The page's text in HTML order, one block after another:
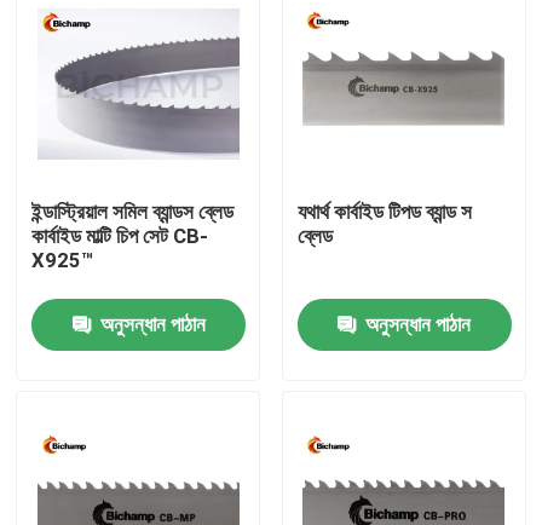
পণ্য
আমাদের সম্পর্কে
ইন্ডাস্ট্রিয়াল সমিল ব্যান্ডস ব্লেড
কার্বাইড মাল্টি চিপ সেট CB-
X925™
অনুসন্ধান পাঠান
যথার্থ কার্বাইড টিপড ব্যান্ড স
ব্লেড
অনুসন্ধান পাঠান